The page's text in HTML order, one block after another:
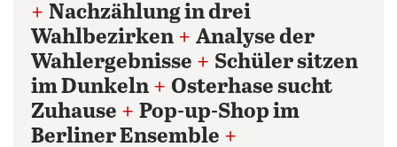
+ Nachzählung in drei
Wahlbezirken + Analyse der
Wahlergebnisse + Schüler sitzen
im Dunkeln + Osterhase sucht
Zuhause + Pop-up-Shop im
Berliner Ensemble +